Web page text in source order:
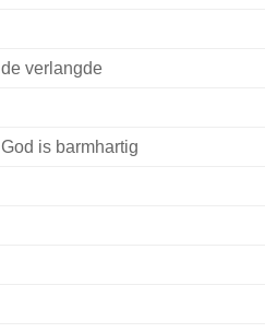
de verlangde
God is barmhartig